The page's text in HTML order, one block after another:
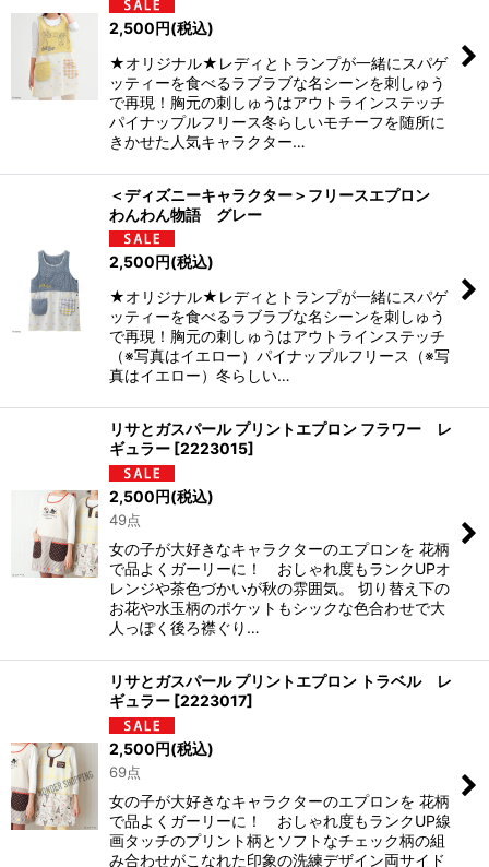
2,500円(税込)
★オリジナル★レディとトランプが一緒にスパゲ
ッティーを食べるラブラブな名シーンを刺しゅう
で再現！胸元の刺しゅうはアウトラインステッチ
パイナップルフリース冬らしいモチーフを随所に
きかせた人気キャラクター…
＜ディズニーキャラクター＞フリースエプロン
わんわん物語 グレー
2,500円(税込)
★オリジナル★レディとトランプが一緒にスパゲ
ッティーを食べるラブラブな名シーンを刺しゅう
で再現！胸元の刺しゅうはアウトラインステッチ
（※写真はイエロー）パイナップルフリース（※写
真はイエロー）冬らしい…
リサとガスパール プリントエプロン フラワー レ
ギュラー [2223015]
2,500円(税込)
49点
女の子が大好きなキャラクターのエプロンを 花柄
で品よくガーリーに！ おしゃれ度もランクUPオ
レンジや茶色づかいが秋の雰囲気。 切り替え下の
お花や水玉柄のポケットもシックな色合わせで大
人っぽく後ろ襟ぐり…
リサとガスパール プリントエプロン トラベル レ
ギュラー [2223017]
2,500円(税込)
69点
女の子が大好きなキャラクターのエプロンを 花柄
で品よくガーリーに！ おしゃれ度もランクUP線
画タッチのプリント柄とソフトなチェック柄の組
み合わせがこなれた印象の洗練デザイン両サイド